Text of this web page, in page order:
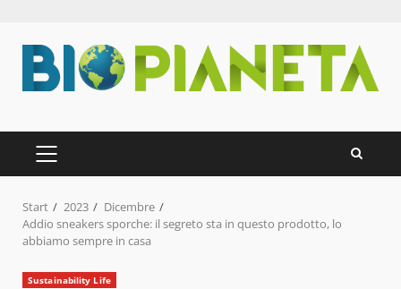
Inhalt
springen
PRIMÄRES
MENÜ
Start 2023
Dicembre
Addio sneakers sporche: il segreto sta in questo prodotto, lo
abbiamo sempre in casa
Sustainability Life